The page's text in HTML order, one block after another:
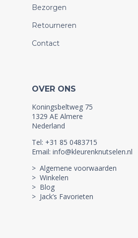
Bezorgen
Retourneren
Contact
OVER ONS
Koningsbeltweg 75
1329 AE Almere
Nederland
Tel: +31 85 0483715
Email: info@kleurenknutselen.nl
> Algemene voorwaarden
> Winkelen
> Blog
> Jack’s Favorieten